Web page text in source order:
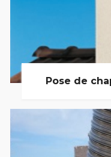
Pose de